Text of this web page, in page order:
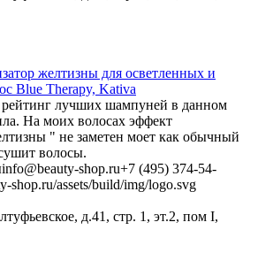
желтизны для осветленных и
Blue Therapy, Kativa
лучших шампуней в данном
На моих волосах эффект
" не заметен моет как обычный
волосы.
info@beauty-shop.ru+7 (495) 374-54-
shop.ru/assets/build/img/logo.svg
д.41, стр. 1, эт.2, пом I,